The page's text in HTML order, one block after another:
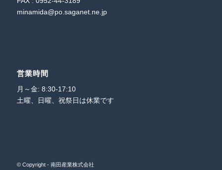
minamida@po.saganet.ne.jp
営業時間
月～金: 8:30-17:10
土曜、日曜、祝祭日は休業です
© Copyright - 南田産業株式会社